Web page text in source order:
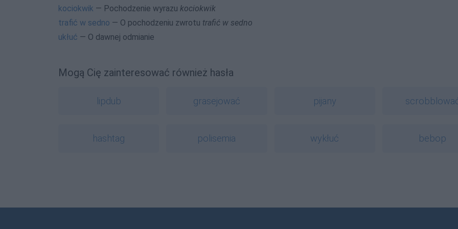
kociokwik — Pochodzenie wyrazu kociokwik
trafić w sedno — O pochodzeniu zwrotu trafić w sedno
ukłuć — O dawnej odmianie
Mogą Cię zainteresować również hasła
lipdub grasejować pijany
hashtag polisemia wykłuć bebop